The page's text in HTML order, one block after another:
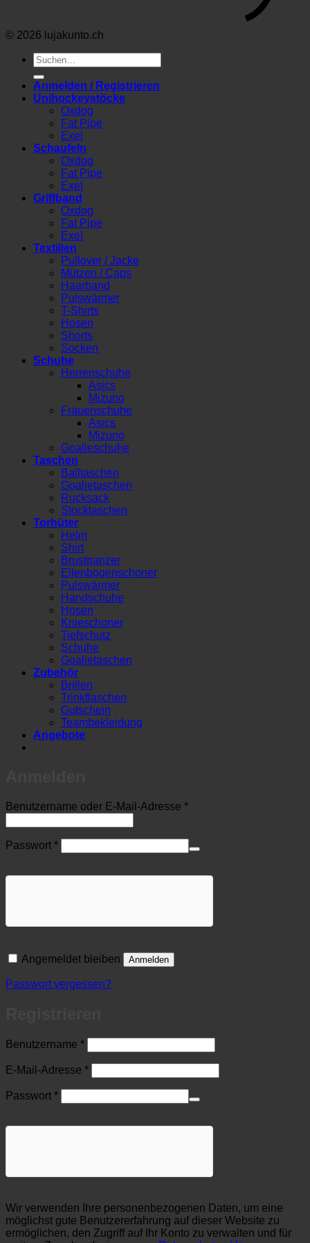
© 2026 lujakunto.ch
Suche
nach:
Anmelden / Registrieren
Unihockeystöcke
Oxdog
Fat Pipe
Exel
Schaufeln
Oxdog
Fat Pipe
Exel
Griffband
Oxdog
Fat Pipe
Exel
Textilien
Pullover / Jacke
Mützen / Caps
Haarband
Pulswärmer
T-Shirts
Hosen
Shorts
Socken
Schuhe
Herrenschuhe
Asics
Mizuno
Frauenschuhe
Asics
Mizuno
Goalieschuhe
Taschen
Balltaschen
Goalietaschen
Rucksack
Stocktaschen
Torhüter
Helm
Shirt
Brustpanzer
Ellenbogenschoner
Pulswärmer
Handschuhe
Hosen
Knieschoner
Tiefschutz
Schuhe
Goalietaschen
Zubehör
Brillen
Trinkflaschen
Gutschein
Teambekleidung
Angebote
Benutzername oder E-Mail-Adresse *Erforderlich
Passwort *Erforderlich
Angemeldet bleiben Anmelden
Passwort vergessen?
Benutzername *Erforderlich
E-Mail-Adresse *Erforderlich
Passwort *Erforderlich
Wir verwenden Ihre personenbezogenen Daten, um eine
möglichst gute Benutzererfahrung auf dieser Website zu
ermöglichen, den Zugriff auf Ihr Konto zu verwalten und für